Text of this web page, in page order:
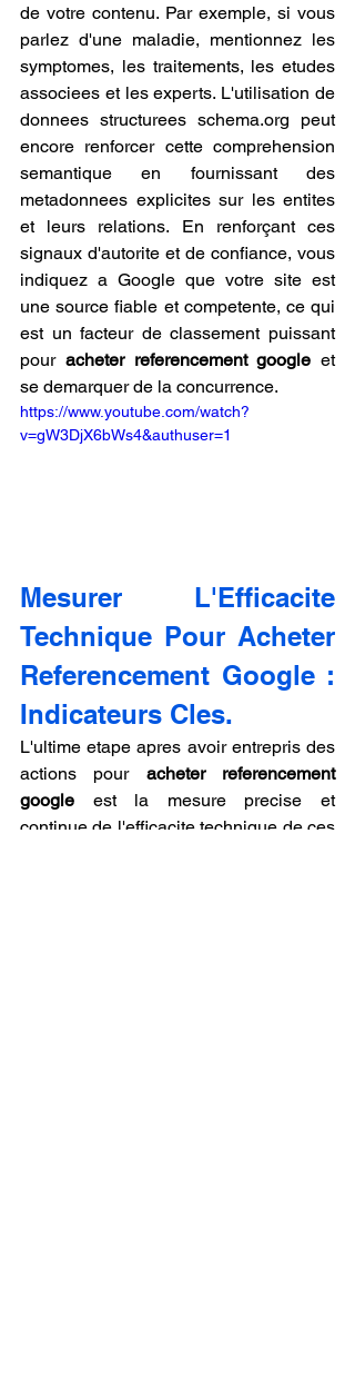
de votre contenu. Par exemple, si vous
parlez d'une maladie, mentionnez les
symptomes, les traitements, les etudes
associees et les experts. L'utilisation de
donnees structurees schema.org peut
encore renforcer cette comprehension
semantique en fournissant des
metadonnees explicites sur les entites
et leurs relations. En renforçant ces
signaux d'autorite et de confiance, vous
indiquez a Google que votre site est
une source fiable et competente, ce qui
est un facteur de classement puissant
pour acheter referencement google et
se demarquer de la concurrence.
https://www.youtube.com/watch?
v=gW3DjX6bWs4&authuser=1
Mesurer L'Efficacite
Technique Pour Acheter
Referencement Google :
Indicateurs Cles.
L'ultime etape apres avoir entrepris des
actions pour acheter referencement
google est la mesure precise et
continue de l'efficacite technique de ces